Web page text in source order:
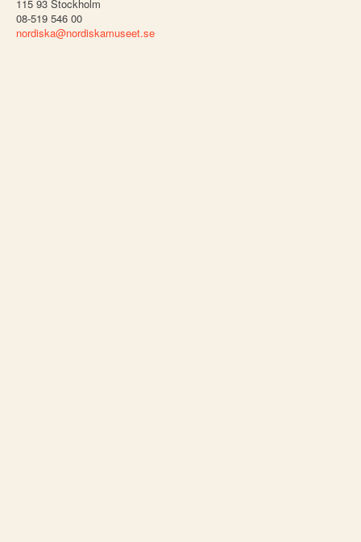
115 93 Stockholm
08-519 546 00
nordiska@nordiskamuseet.se